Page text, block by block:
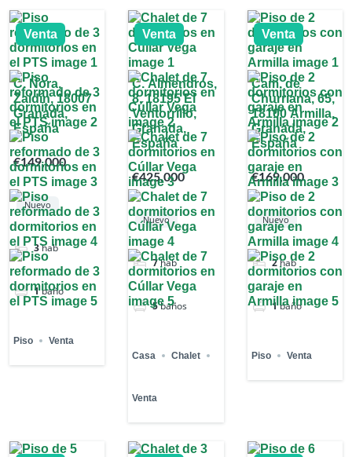
Venta
C. Ñora,
Zaidín, 18007
Granada,
España
€149,000
Nuevo
3hab
1baño
Piso Venta
Venta
C. Almendros,
8, 18195 El
Ventorrillo,
Granada,
España
€425,000
Nuevo
7hab
5baños
Casa Chalet
Venta
Venta
Cam. de
Churriana, 65,
18100 Armilla,
Granada,
España
€169,000
Nuevo
2hab
1 baño
Piso Venta